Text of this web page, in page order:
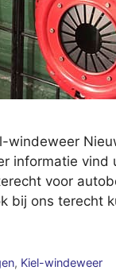
windeweer
informatie vind
voor
bij ons terecht
, Kiel-windeweer